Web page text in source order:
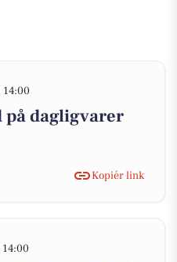
14:00
dagligvarer
Kopiér link